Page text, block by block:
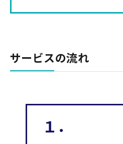
サービスの流れ
１．